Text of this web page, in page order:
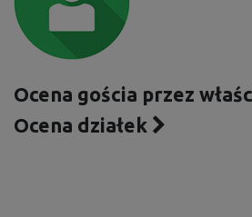
Ocena gościa przez
Ocena działek